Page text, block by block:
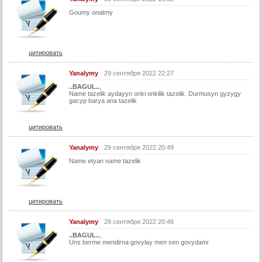
45 серия (суб)
46 серия (суб)
48 серия (суб)
49 серия (суб)
50 серия (суб)
51 серия (суб)
52 серия (суб)
54 серия (суб)
55 серия (суб)
57 серия (суб)
58 серия (суб)
59 серия (суб)
60 серия (суб)
Goumy onatmy
цитировать
Yanalymy
29 сентября 2022 22:27
..BAGUL..
Name tazelik aydayyn onki onkilik tazelik. Durmusyn gyzygy
gacyp barya ana tazelik
цитировать
Yanalymy
29 сентября 2022 20:49
Name etyan name tazelik
цитировать
Yanalymy
29 сентября 2022 20:48
..BAGUL..
Uns berme mendirna govylay men sen govydami